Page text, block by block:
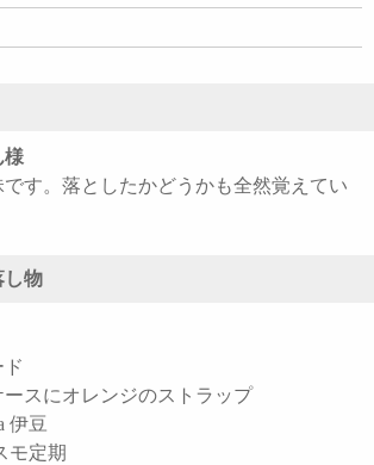
様
す。落としたかどうかも全然覚えてい
し物
スにオレンジのストラップ
伊豆
モ定期